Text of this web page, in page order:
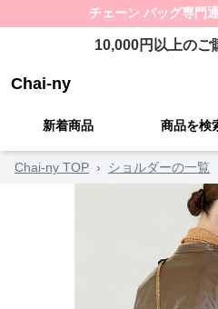
チェーン バッグ専門
10,000円以上のご
Chai-ny
新着商品 商品を検
Chai-ny TOP › ショルダーの一覧